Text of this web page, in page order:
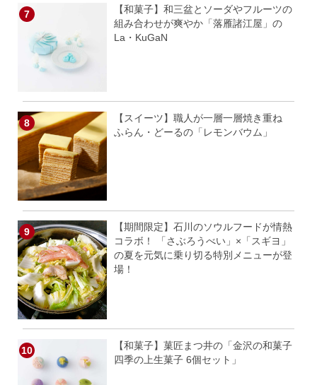
【和菓子】和三盆とソーダやフルーツの
組み合わせが爽やか「落雁諸江屋」の
La・KuGaN
【スイーツ】職人が一層一層焼き重ね
ふらん・どーるの「レモンバウム」
【期間限定】石川のソウルフードが情熱
コラボ！ 「さぶろうべい」×「スギヨ」
の夏を元気に乗り切る特別メニューが登
場！
【和菓子】菓匠まつ井の「金沢の和菓子
四季の上生菓子 6個セット」